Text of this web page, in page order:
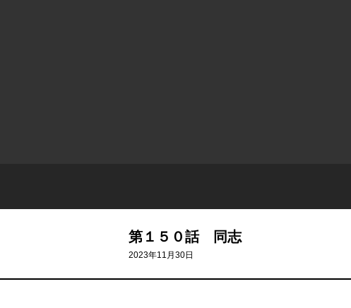
第１５０話 同志
2023年11月30日